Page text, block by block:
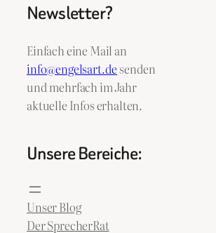
Newsletter?
Einfach eine Mail an
info@engelsart.desenden
und mehrfach im Jahr
aktuelle Infos erhalten.
Unsere Bereiche:
Unser Blog
Der SprecherRat